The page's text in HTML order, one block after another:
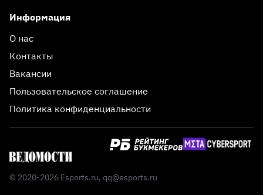
Информация
О нас
Контакты
Вакансии
Пользовательское соглашение
Политика конфиденциальности
© 2020-2026 Esports.ru, qq@esports.ru